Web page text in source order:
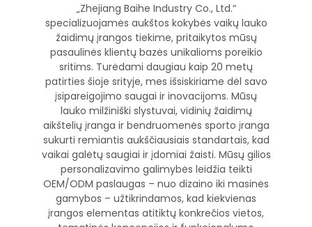
„Zhejiang Baihe Industry Co., Ltd.“
specializuojamės aukštos kokybės vaikų lauko
žaidimų įrangos tiekime, pritaikytos mūsų
pasaulinės klientų bazės unikalioms poreikio
sritims. Turėdami daugiau kaip 20 metų
patirties šioje srityje, mes išsiskiriame dėl savo
įsipareigojimo saugai ir inovacijoms. Mūsų
lauko milžiniški slystuvai, vidinių žaidimų
aikštelių įranga ir bendruomenės sporto įranga
sukurti remiantis aukščiausiais standartais, kad
vaikai galėtų saugiai ir įdomiai žaisti. Mūsų gilios
personalizavimo galimybės leidžia teikti
OEM/ODM paslaugas – nuo dizaino iki masinės
gamybos – užtikrindamos, kad kiekvienas
įrangos elementas atitiktų konkrečios vietos,